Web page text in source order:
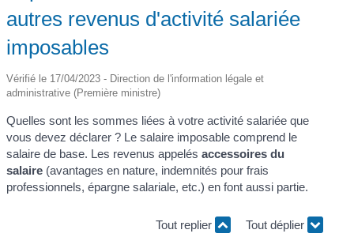
autres revenus d'activité salariée
imposables
Vérifié le 17/04/2023 - Direction de l'information légale et
administrative (Première ministre)
Quelles sont les sommes liées à votre activité salariée que
vous devez déclarer ? Le salaire imposable comprend le
salaire de base. Les revenus appelésaccessoires du
salaire (avantages en nature, indemnités pour frais
professionnels, épargne salariale, etc.) en font aussi partie.
Tout replier Tout déplier